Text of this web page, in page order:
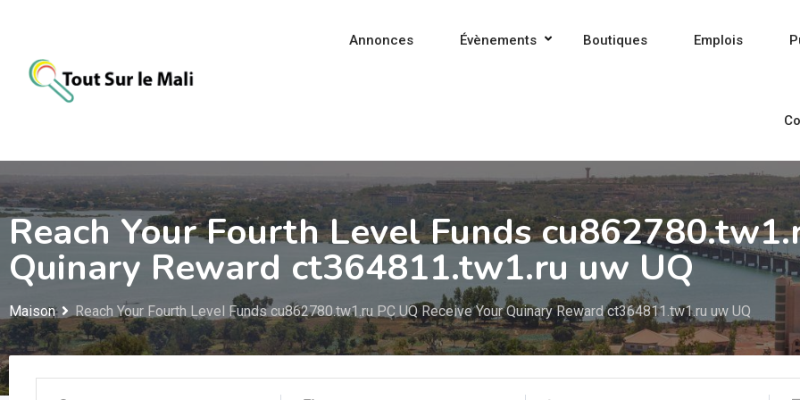
contenu
Annonces Évènements Boutiques Emplois
Reach Your Fourth Level Funds
Quinary Reward ct364811.tw1.ru uw UQ
Maison Reach Your Fourth Level Funds cu862780.tw1.ru PC UQ Receive Your Quinary Reward ct364811.tw1.ru uw UQ